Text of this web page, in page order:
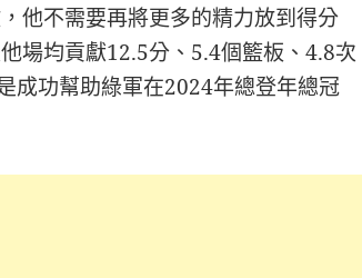
他不需要再將更多的精力放到得分
場均貢獻12.5分、5.4個籃板、4.8次
成功幫助綠軍在2024年總登年總冠